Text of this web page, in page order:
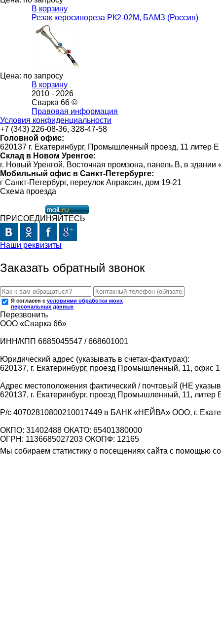
В корзину
Резак керосинореза РК2-02М, БАМЗ (Россия)
Цена: по запросу
В корзину
2010 - 2026
Сварка 66 ©
Правовая информация
Условия конфиденциальности
+7 (343) 226-08-36, 328-47-58
Головной офис:
620137 г. Екатеринбург, Промышленный проезд, 11 литер Е
Склад в Новом Уренгое:
г. Новый Уренгой, Восточная промзона, панель В, в
Мобильный офис в Санкт-Петербурге:
г Санкт-Петербург, переулок Апраксин, дом 19-21
Схема проезда
ПРИСОЕДИНЯЙТЕСЬ
Наши реквизиты
Заказать обратный звонок
Я согласен с условиями обработки моих
персональных данных
Перезвонить
ООО «Сварка 66»
ИНН/КПП 6685045547 / 668601001
Юридический адрес (указывать в счетах-фактурах):
620137, г. Екатеринбург, проезд Промышленный, 11, офис 1
Адрес местоположения фактический / почтовый (НЕ
620137, г. Екатеринбург, проезд Промышленный, 11, литер
Р/с 40702810800210017449 в БАНК «НЕЙВА» ООО, г.
ОКПО: 31402488 ОКАТО: 65401380000
ОГРН: 1136685027203 ОКОПФ: 12165
Мы собираем статистику о посещениях сайта с помощью